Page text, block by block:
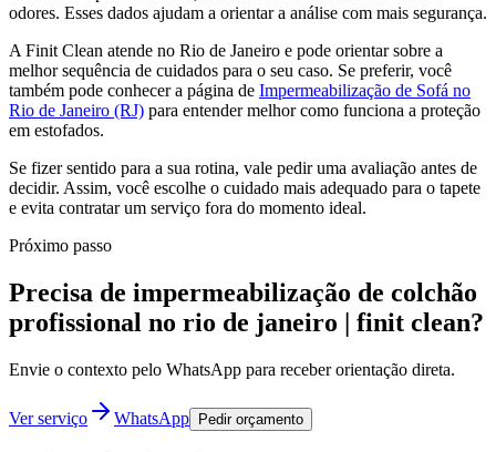
odores. Esses dados ajudam a orientar a análise com mais segurança.
A Finit Clean atende no Rio de Janeiro e pode orientar sobre a
melhor sequência de cuidados para o seu caso. Se preferir, você
também pode conhecer a página de Impermeabilização de Sofá no
Rio de Janeiro (RJ) para entender melhor como funciona a proteção
em estofados.
Se fizer sentido para a sua rotina, vale pedir uma avaliação antes de
decidir. Assim, você escolhe o cuidado mais adequado para o tapete
e evita contratar um serviço fora do momento ideal.
Próximo passo
Precisa de impermeabilização de colchão
profissional no rio de janeiro | finit clean?
Envie o contexto pelo WhatsApp para receber orientação direta.
Ver serviço WhatsApp Pedir orçamento